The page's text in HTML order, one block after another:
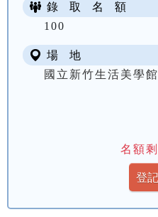
錄 取 名 額
100
場 地
國立新竹生活美學館
名額剩